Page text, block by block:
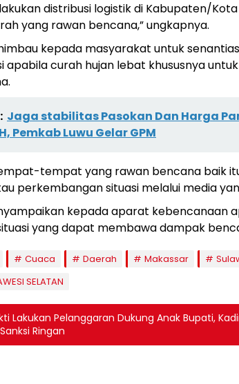
distribusi logistik di Kabupaten/
yang rawan bencana,” ungkapnya.
kepada masyarakat untuk
apabila curah hujan lebat khususnya
Jaga stabilitas Pasokan Dan Harga
Pemkab Luwu Gelar GPM
tempat yang rawan bencana baik
perkembangan situasi melalui media
kepada aparat kebencanaan
yang dapat membawa dampak
Cuaca Daerah Makassar
SELATAN
Lakukan Pelanggaran Dukung Anak Bupati,
Ringan